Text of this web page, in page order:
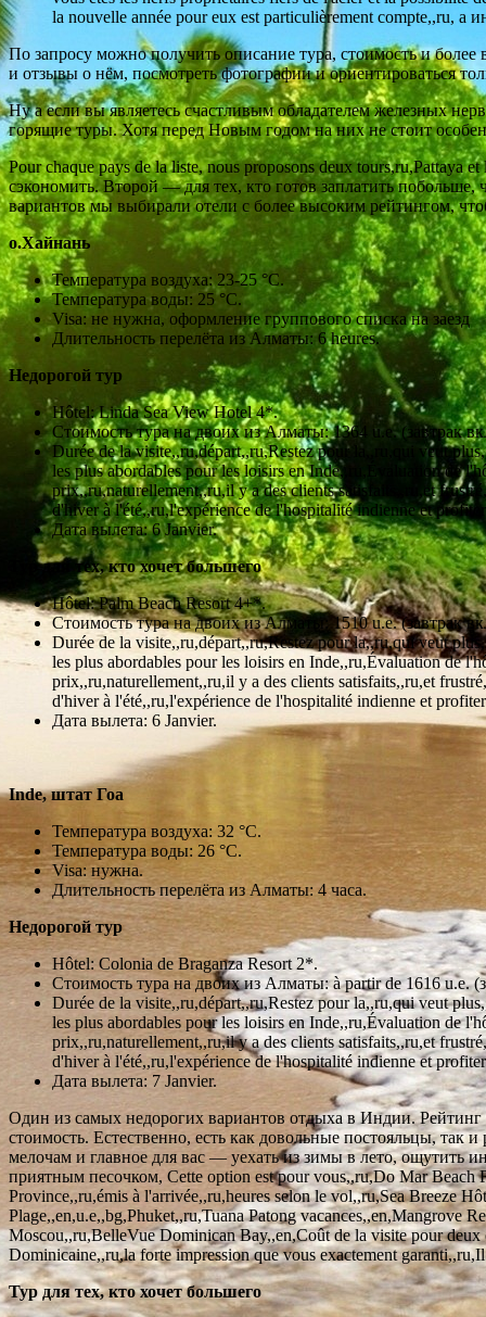
la nouvelle année pour eux est particulièrement compte,,ru, а
По запросу можно получить описание тура, стоимость и
и отзывы о нём, посмотреть фотографии и ориентироваться
Ну а если вы являетесь счастливым обладателем железных
горящие туры. Хотя перед Новым годом на них не стоит
Pour chaque pays de la liste, nous proposons deux
сэкономить. Второй — для тех, кто готов заплатить
вариантов мы выбирали отели с более высоким рейтингом,
о.Хайнань
Температура воздуха: 23-25 °С.
Температура воды: 25 °С.
Visa: не нужна, оформление группового списка на заезд
Длительность перелёта из Алматы: 6 heures.
Недорогой тур
Hôtel: Linda Sea View Hotel 4*.
Стоимость тура на двоих из Алматы: 1364 u.e. (завтрак
Durée de la visite,,ru,départ,,ru,Restez pour la,,ru,qui veut
les plus abordables pour les loisirs en Inde,,ru,Évaluation de
prix,,ru,naturellement,,ru,il y a des clients satisfaits,,ru,et
d'hiver à l'été,,ru,l'expérience de l'hospitalité indienne et
Дата вылета: 6 Janvier.
Тур для тех, кто хочет большего
Hôtel: Palm Beach Resort 4+*.
Стоимость тура на двоих из Алматы: 1510 u.e. (завтрак
Durée de la visite,,ru,départ,,ru,Restez pour la,,ru,qui veut
les plus abordables pour les loisirs en Inde,,ru,Évaluation de
prix,,ru,naturellement,,ru,il y a des clients satisfaits,,ru,et
d'hiver à l'été,,ru,l'expérience de l'hospitalité indienne et
Дата вылета: 6 Janvier.
Inde, штат Гоа
Температура воздуха: 32 °С.
Температура воды: 26 °С.
Visa: нужна.
Длительность перелёта из Алматы: 4 часа.
Недорогой тур
Hôtel: Сolonia de Braganza Resort 2*.
Стоимость тура на двоих из Алматы: à partir de 1616 u.e.
Durée de la visite,,ru,départ,,ru,Restez pour la,,ru,qui veut
les plus abordables pour les loisirs en Inde,,ru,Évaluation de
prix,,ru,naturellement,,ru,il y a des clients satisfaits,,ru,et
d'hiver à l'été,,ru,l'expérience de l'hospitalité indienne et
Дата вылета: 7 Janvier.
Один из самых недорогих вариантов отдыха в Индии.
стоимость. Естественно, есть как довольные постояльцы,
мелочам и главное для вас — уехать из зимы в лето, ощутить
приятным песочком, Cette option est pour vous,,ru,Do Mar Beach
Province,,ru,émis à l'arrivée,,ru,heures selon le vol,,ru,Sea Breeze
Plage,,en,u.e,,bg,Phuket,,ru,Tuana Patong vacances,,en,Mangrove
Moscou,,ru,BelleVue Dominican Bay,,en,Coût de la visite pour
Dominicaine,,ru,la forte impression que vous exactement
Тур для тех, кто хочет большего